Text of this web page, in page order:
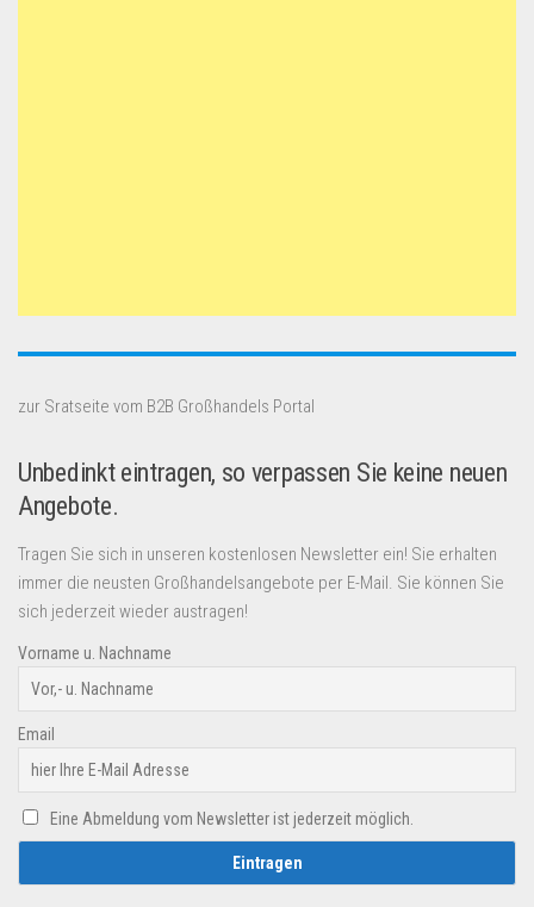
zur Sratseite vom B2B Großhandels Portal
Unbedinkt eintragen, so verpassen Sie keine neuen
Angebote.
Tragen Sie sich in unseren kostenlosen Newsletter ein! Sie erhalten
immer die neusten Großhandelsangebote per E-Mail. Sie können Sie
sich jederzeit wieder austragen!
Vorname u. Nachname
Email
Eine Abmeldung vom Newsletter ist jederzeit möglich.